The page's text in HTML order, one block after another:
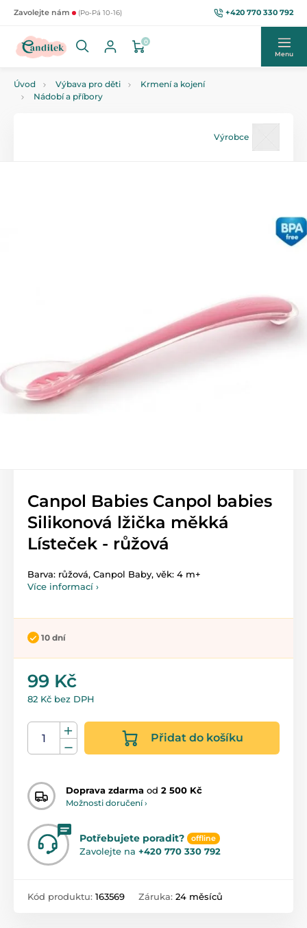
Zavolejte nám (Po-Pá 10-16) +420 770 330 792
0
Menu
Úvod Výbava pro děti
Krmení a kojení
Nádobí a příbory
Výrobce
Canpol Babies Canpol babies
Silikonová lžička měkká
Lísteček - růžová
Barva: růžová, Canpol Baby, věk: 4 m+
Více informací ›
10 dní
99 Kč
82 Kč bez DPH
Přidat do košíku
Doprava zdarma od 2 500 Kč
Možnosti doručení ›
Potřebujete poradit? offline
Zavolejte na +420 770 330 792
Kód produktu: 163569 Záruka: 24 měsíců